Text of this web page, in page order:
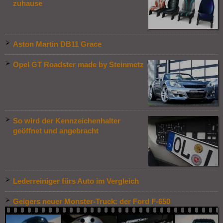
zuhause
Aston Martin DB11 Grace
Opel GT Roadster made by Steinmetz
So wird der Kennzeichenhalter
geöffnet und angebracht
Lederreiniger fürs Auto im Vergleich
Geigers neuer Monster-Truck: der Ford F-650